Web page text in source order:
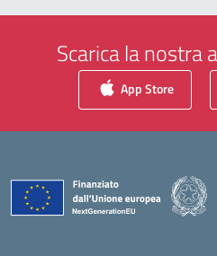
Scarica la nostra
App Store